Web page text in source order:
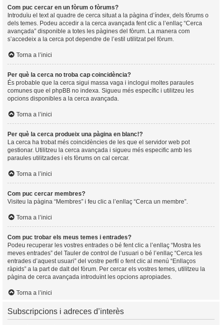
Com puc cercar en un fòrum o fòrums?
Introduïu el text al quadre de cerca situat a la pàgina d’índex, dels fòrums o
dels temes. Podeu accedir a la cerca avançada fent clic a l’enllaç “Cerca
avançada” disponible a totes les pàgines del fòrum. La manera com
s’accedeix a la cerca pot dependre de l’estil utilitzat pel fòrum.
Torna a l’inici
Per què la cerca no troba cap coincidència?
És probable que la cerca sigui massa vaga i inclogui moltes paraules
comunes que el phpBB no indexa. Sigueu més específic i utilitzeu les
opcions disponibles a la cerca avançada.
Torna a l’inici
Per què la cerca produeix una pàgina en blanc!?
La cerca ha trobat més coincidències de les que el servidor web pot
gestionar. Utilitzeu la cerca avançada i sigueu més especific amb les
paraules utilitzades i els fòrums on cal cercar.
Torna a l’inici
Com puc cercar membres?
Visiteu la pàgina “Membres” i feu clic a l’enllaç “Cerca un membre”.
Torna a l’inici
Com puc trobar els meus temes i entrades?
Podeu recuperar les vostres entrades o bé fent clic a l’enllaç “Mostra les
meves entrades” del Tauler de control de l’usuari o bé l’enllaç “Cerca les
entrades d’aquest usuari” del vostre perfil o fent clic al menú “Enllaços
ràpids” a la part de dalt del fòrum. Per cercar els vostres temes, utilitzeu la
pàgina de cerca avançada introduïnt les opcions apropiades.
Torna a l’inici
Subscripcions i adreces d’interès